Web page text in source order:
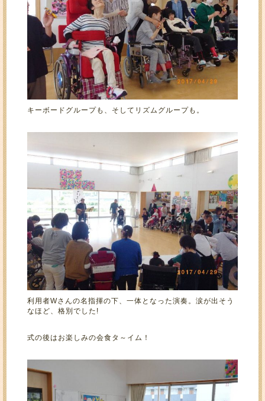
キーボードグループも、そしてリズムグループも。
利用者Wさんの名指揮の下、一体となった演奏。涙が出そう
なほど、格別でした!
式の後はお楽しみの会食タ～イム！